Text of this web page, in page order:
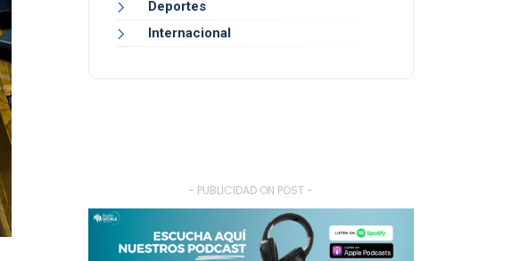
Deportes
Internacional
- PUBLICIDAD ON POST -